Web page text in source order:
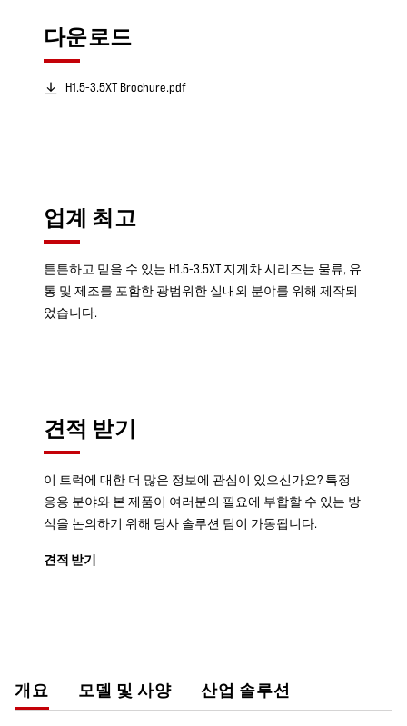
다운로드
H1.5-3.5XT Brochure.pdf
업계 최고
튼튼하고 믿을 수 있는 H1.5-3.5XT 지게차 시리즈는 물류, 유
통 및 제조를 포함한 광범위한 실내외 분야를 위해 제작되
었습니다.
견적 받기
이 트럭에 대한 더 많은 정보에 관심이 있으신가요? 특정
응용 분야와 본 제품이 여러분의 필요에 부합할 수 있는 방
식을 논의하기 위해 당사 솔루션 팀이 가동됩니다.
견적 받기
개요 모델 및 사양 산업 솔루션